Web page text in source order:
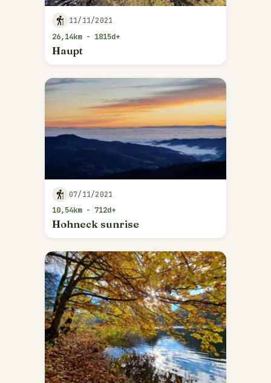
11/11/2021
26,14km - 1815d+
Haupt
07/11/2021
10,54km - 712d+
Hohneck sunrise